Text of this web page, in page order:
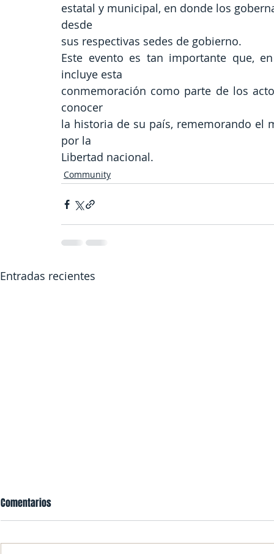
estatal y municipal, en donde los
desde
sus respectivas sedes de gobierno.
Este evento es tan importante que,
incluye esta
conmemoración como parte de los
conocer
la historia de su país, rememorando el
por la
Libertad nacional.
Community
Entradas recientes
Comentarios